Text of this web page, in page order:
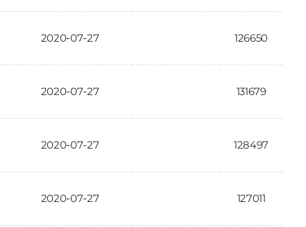
2020-07-27 126650
2020-07-27 131679
2020-07-27 128497
2020-07-27 127011